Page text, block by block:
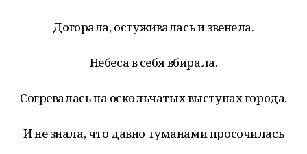
Догорала, остуживалась и звенела.
Небеса в себя вбирала.
Согревалась на оскольчатых выступах города.
И не знала, что давно туманами просочилась